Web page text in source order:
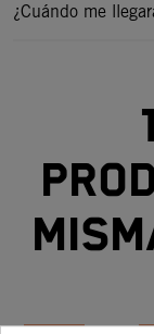
¿Cuándo me